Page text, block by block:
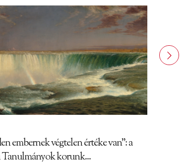
embernek végtelen értéke van”: a
korunk...